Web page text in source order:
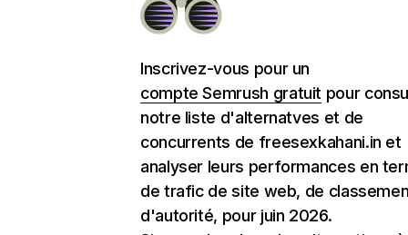
Inscrivez-vous pour un
compte Semrush gratuit pour
notre liste d'alternatves et de
concurrents de freesexkahani.in et
analyser leurs performances en
de trafic de site web, de
d'autorité, pour juin 2026.